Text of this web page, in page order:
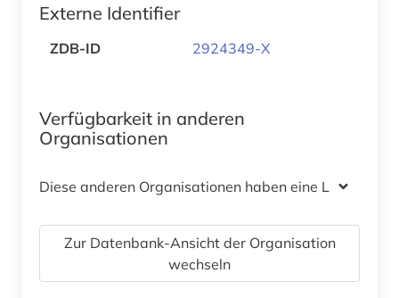
Externe Identifier
ZDB-ID 2924349-X
Verfügbarkeit in anderen
Organisationen
Diese anderen Organisationen haben eine Lizenz
Zur Datenbank-Ansicht der Organisation
wechseln